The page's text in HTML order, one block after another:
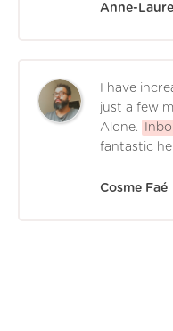
Anne-
I have
just a few
Alone.
fantastic
Cosme Faé